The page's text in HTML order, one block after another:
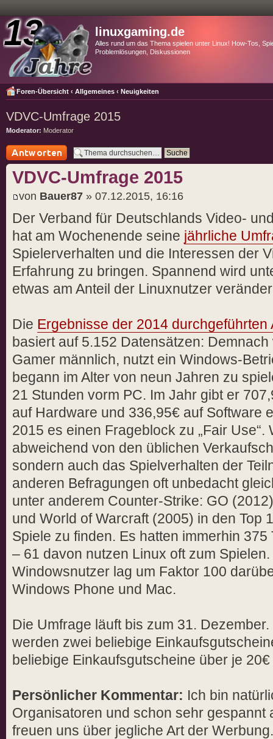
linuxgaming.de
Alles rund um das Thema spielen unter Linux! How-Tos,
Problemlösungen, Diskussionen
Foren-Übersicht ‹ Allgemeines ‹ Neuigkeiten
VDVC-Umfrage 2015
Moderator: Moderator
Antwort schreiben
VDVC-Umfrage 2015
von Bauer87 » 07.12.2015, 16:16
Der Verband für Deutschlands Video-
hat am Wochenende seine jährliche
Spielerverhalten und die Interessen der
Erfahrung zu bringen. Spannend wird
etwas am Anteil der Linuxnutzer
Die Ergebnisse der 2014 durchgeführten
basiert auf 5.152 Datensätzen:
Gamer männlich, nutzt ein Windows-
begann im Alter von neun Jahren zu
21 Stunden vorm PC. Im Jahr gibt er
auf Hardware und 336,95€ auf Software
2015 es einen Frageblock zu „Fair
abweichend von den üblichen
sondern auch das Spielverhalten der
anderen Befragungen oft unbedacht
unter anderem Counter-Strike: GO
und World of Warcraft (2005) in den Top
Spiele zu finden. Es hatten immerhin
– 61 davon nutzen Linux oft zum
Windowsnutzer lag um Faktor 100
Windows Phone und Mac.
Die Umfrage läuft bis zum 31.
werden zwei beliebige
beliebige Einkaufsgutscheine über je
Persönlicher Kommentar: Ich bin
Organisatoren und schon sehr gespannt
freuen uns über jegliche Art der